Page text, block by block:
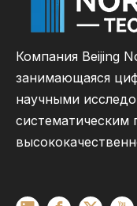
Компания Beijing
занимающаяся
научными
систематическим